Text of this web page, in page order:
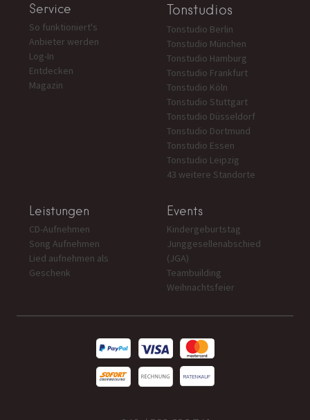
Service
So funktioniert's
Anbieter werden
Log-In
Entdecken
Magazin
Tonstudios
Tonstudio Berlin
Tonstudio München
Tonstudio Hamburg
Tonstudio Frankfurt
Tonstudio Köln
Tonstudio Stuttgart
Tonstudio Düsseldorf
Tonstudio Dortmund
Tonstudio Essen
Tonstudio Leipzig
43 weitere Standorte
Leistungen
CD-Aufnehmen
Song Aufnehmen
Lied aufnehmen als
Geschenk
Events
Kindergeburtstag
Junggesellenabschied
(JGA)
Teambuilding
Weihnachtsfeier